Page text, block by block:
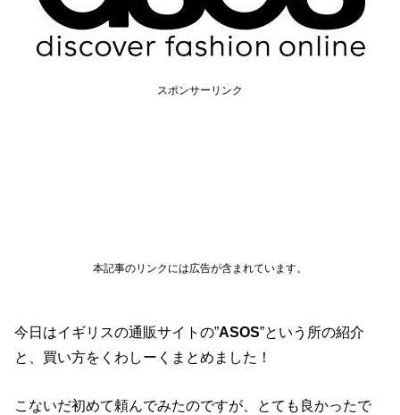
スポンサーリンク
本記事のリンクには広告が含まれています。
今日はイギリスの通販サイトの”ASOS”という所の紹介
と、買い方をくわしーくまとめました！
こないだ初めて頼んでみたのですが、とても良かったで